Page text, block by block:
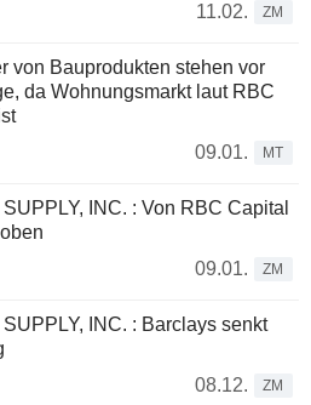
11.02.
ZM
von Bauprodukten stehen vor
da Wohnungsmarkt laut RBC
09.01.
MT
INC. : Von RBC Capital
09.01.
ZM
INC. : Barclays senkt
08.12.
ZM